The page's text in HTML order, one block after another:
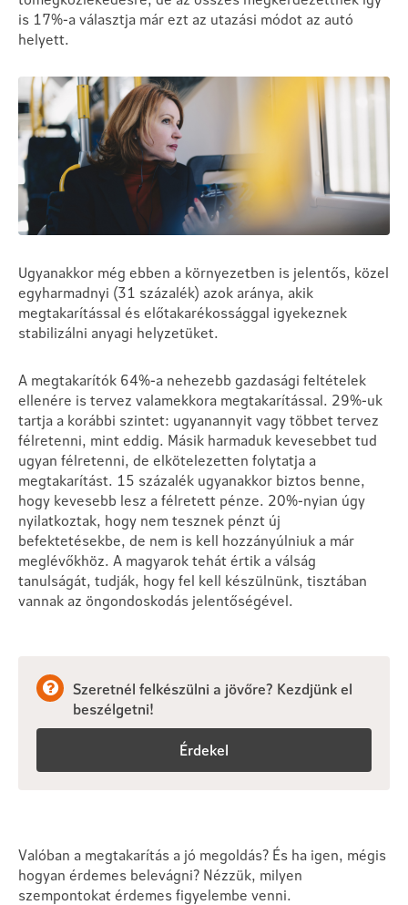
is 17%-a választja már ezt az utazási módot az autó
helyett.
Ugyanakkor még ebben a környezetben is jelentős, közel
egyharmadnyi (31 százalék) azok aránya, akik
megtakarítással és előtakarékossággal igyekeznek
stabilizálni anyagi helyzetüket.
A megtakarítók 64%-a nehezebb gazdasági feltételek
ellenére is tervez valamekkora megtakarítással. 29%-uk
tartja a korábbi szintet: ugyanannyit vagy többet tervez
félretenni, mint eddig. Másik harmaduk kevesebbet tud
ugyan félretenni, de elkötelezetten folytatja a
megtakarítást. 15 százalék ugyanakkor biztos benne,
hogy kevesebb lesz a félretett pénze. 20%-nyian úgy
nyilatkoztak, hogy nem tesznek pénzt új
befektetésekbe, de nem is kell hozzányúlniuk a már
meglévőkhöz. A magyarok tehát értik a válság
tanulságát, tudják, hogy fel kell készülnünk, tisztában
vannak az öngondoskodás jelentőségével.
Szeretnél felkészülni a jövőre? Kezdjünk el
beszélgetni!
Érdekel
Valóban a megtakarítás a jó megoldás? És ha igen, mégis
hogyan érdemes belevágni? Nézzük, milyen
szempontokat érdemes figyelembe venni.